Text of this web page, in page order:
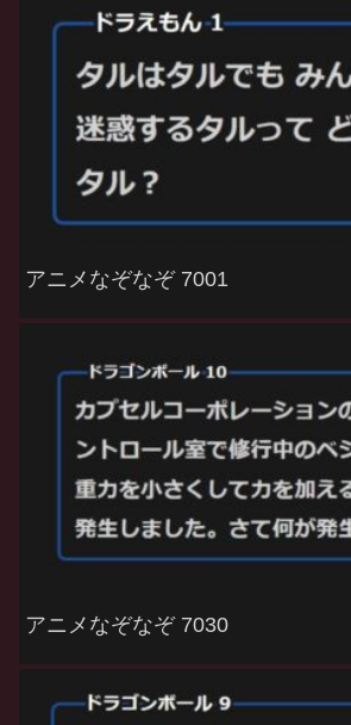
アニメなぞなぞ 7001
アニメなぞなぞ 7030